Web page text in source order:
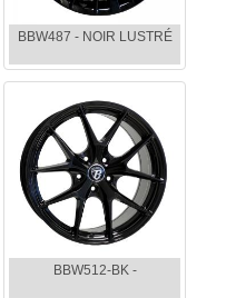
BBW487 - NOIR LUSTRÉ
BBW512-BK -